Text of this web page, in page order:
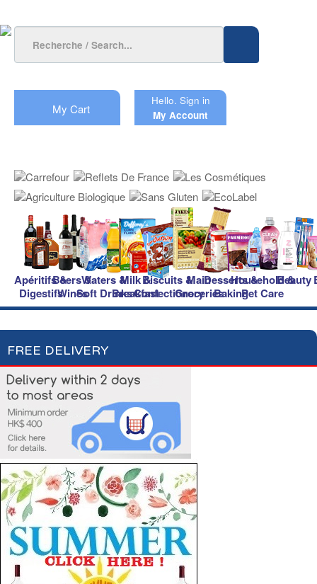
My Cart
Hello. Sign in
My Account
Apéritifs &
Digestifs
Beers &
Wines
Waters &
Soft Drinks
Milk &
Breakfast
Biscuits &
Confectionery
Main
Groceries
Desserts &
Baking
Household &
Pet Care
Beauty
FREE DELIVERY